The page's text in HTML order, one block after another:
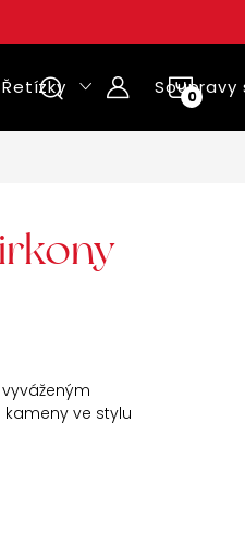
NÁKUPNÍ
Řetízky Soupravy
ve stylu